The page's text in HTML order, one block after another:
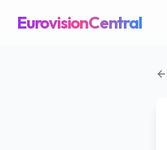
EurovisionCentral